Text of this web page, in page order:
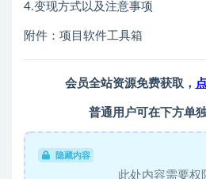
4.变现方式以及注意事项
附件：项目软件工具箱
会员全站资源免费获取，
普通用户可在下方单
隐藏内容
此处内容需要权